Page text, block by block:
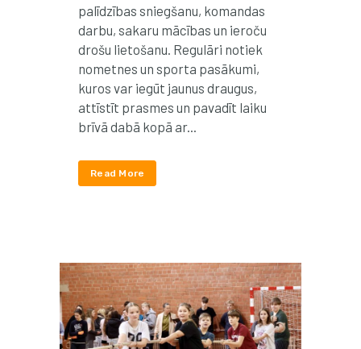
palīdzības sniegšanu, komandas
darbu, sakaru mācības un ieroču
drošu lietošanu. Regulāri notiek
nometnes un sporta pasākumi,
kuros var iegūt jaunus draugus,
attīstīt prasmes un pavadīt laiku
brīvā dabā kopā ar...
Read More